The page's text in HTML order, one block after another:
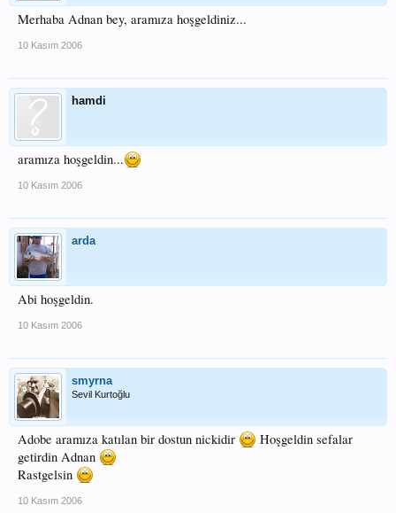
Merhaba Adnan bey, aramıza hoşgeldiniz...
10 Kasım 2006
hamdi
aramıza hoşgeldin...
10 Kasım 2006
arda
Abi hoşgeldin.
10 Kasım 2006
smyrna
Sevil Kurtoğlu
Adobe aramıza katılan bir dostun nickidir
Hoşgeldin sefalar
getirdin Adnan
Rastgelsin
10 Kasım 2006